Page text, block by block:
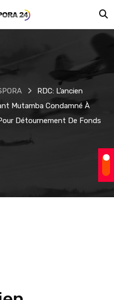
RDC: L’ancien
Mutamba Condamné À
Détournement De Fonds